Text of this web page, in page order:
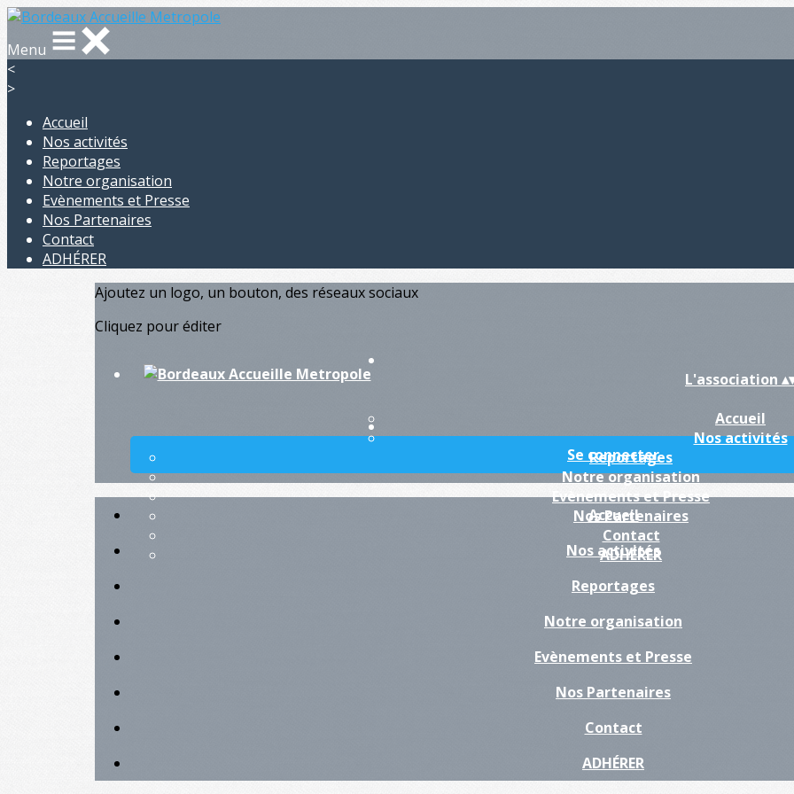
Menu
<
>
Accueil
Nos activités
Reportages
Notre organisation
Evènements et Presse
Nos Partenaires
Contact
ADHÉRER
Ajoutez un logo, un bouton, des réseaux sociaux
Cliquez pour éditer
L'association ▴
Accueil
Nos activités
Reportages
Notre organisation
Evènements et Presse
Nos Partenaires
Contact
ADHÉRER
Se connecter
Accueil
Nos activités
Reportages
Notre organisation
Evènements et Presse
Nos Partenaires
Contact
ADHÉRER